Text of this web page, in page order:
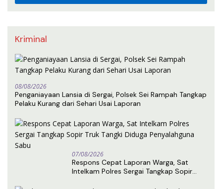
Kriminal
08/08/2026
Penganiayaan Lansia di Sergai, Polsek Sei Rampah Tangkap
Pelaku Kurang dari Sehari Usai Laporan
07/08/2026
Respons Cepat Laporan Warga, Sat
Intelkam Polres Sergai Tangkap Sopir